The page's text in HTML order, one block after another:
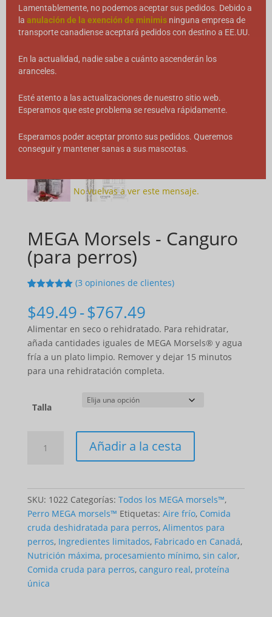
MEGA Morsels - Canguro
(para perros)
basado en
las
valoracione
s de los
clientes de
(3 opiniones de clientes)
$49.49-$767.49Gama
de
precios:
$49.49
a
$767.49
Alimentar en seco o rehidratado. Para rehidratar,
añada cantidades iguales de MEGA Morsels® y agua
fría a un plato limpio. Remover y dejar 15 minutos
para una rehidratación completa.
Talla
MEGA
dogs)
Añadir a la cesta
SKU: 1022 Categorías: Todos los MEGA morsels™,
Perro MEGA morsels™ Etiquetas: Aire frío, Comida
cruda deshidratada para perros, Alimentos para
perros, Ingredientes limitados, Fabricado en Canadá,
Nutrición máxima, procesamiento mínimo, sin calor,
Comida cruda para perros, canguro real, proteína
única
Lamentablemente, no podemos aceptar sus pedidos. Debido a
la anulación de la exención de minimis ninguna empresa de
transporte canadiense aceptará pedidos con destino a EE.UU.
En la actualidad, nadie sabe a cuánto ascenderán los
aranceles.
Esté atento a las actualizaciones de nuestro sitio web.
Esperamos que este problema se resuelva rápidamente.
Esperamos poder aceptar pronto sus pedidos. Queremos
conseguir y mantener sanas a sus mascotas.
No vuelvas a ver este mensaje.